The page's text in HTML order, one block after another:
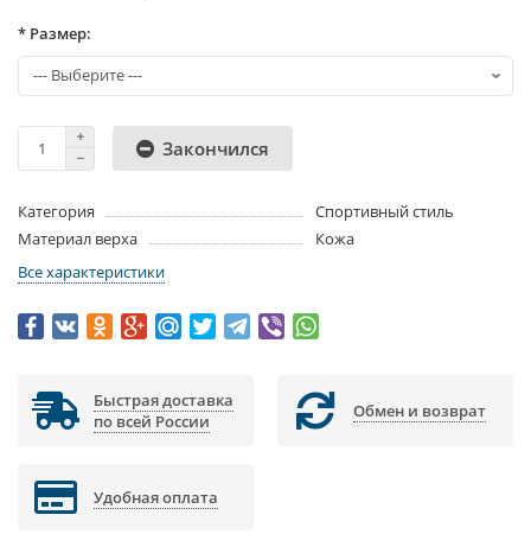
* Размер:
Закончился
Категория
Спортивный стиль
Материал верха
Кожа
Все характеристики
Быстрая доставка
по всей России
Обмен и возврат
Удобная оплата